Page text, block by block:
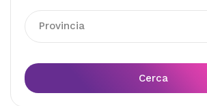
Provincia
Cerca